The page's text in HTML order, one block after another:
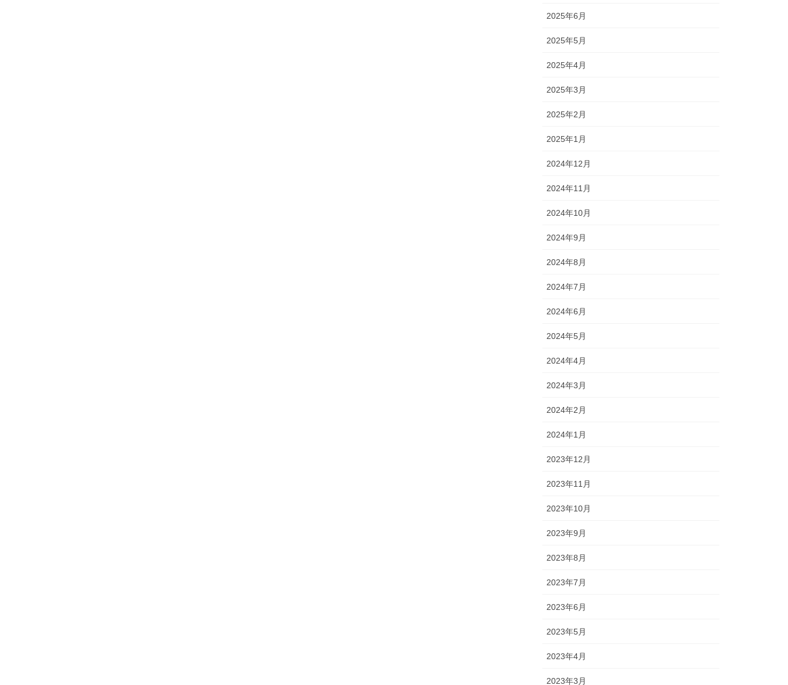
2025年6月
2025年5月
2025年4月
2025年3月
2025年2月
2025年1月
2024年12月
2024年11月
2024年10月
2024年9月
2024年8月
2024年7月
2024年6月
2024年5月
2024年4月
2024年3月
2024年2月
2024年1月
2023年12月
2023年11月
2023年10月
2023年9月
2023年8月
2023年7月
2023年6月
2023年5月
2023年4月
2023年3月